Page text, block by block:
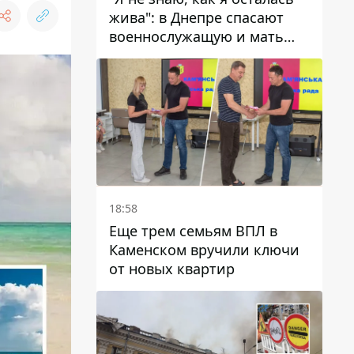
жива": в Днепре спасают
военнослужащую и мать
четверых детей, которую
ранил КАБ
18:58
Еще трем семьям ВПЛ в
Каменском вручили ключи
от новых квартир